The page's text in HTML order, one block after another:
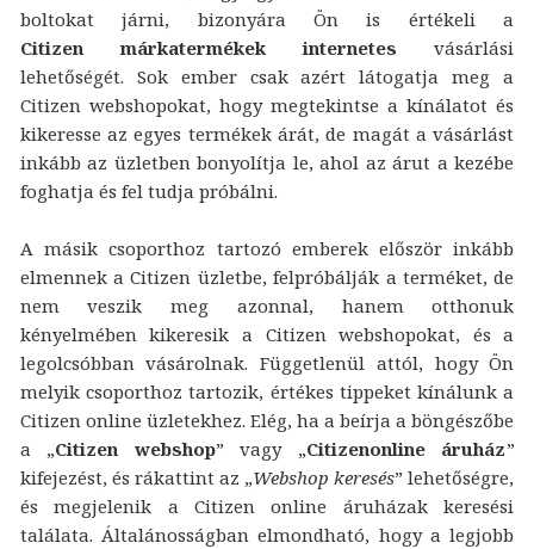
boltokat járni, bizonyára Ön is értékeli a
Citizen márkatermékek internetes vásárlási
lehetőségét. Sok ember csak azért látogatja meg a
Citizen webshopokat, hogy megtekintse a kínálatot és
kikeresse az egyes termékek árát, de magát a vásárlást
inkább az üzletben bonyolítja le, ahol az árut a kezébe
foghatja és fel tudja próbálni.
A másik csoporthoz tartozó emberek először inkább
elmennek a Citizen üzletbe, felpróbálják a terméket, de
nem veszik meg azonnal, hanem otthonuk
kényelmében kikeresik a Citizen webshopokat, és a
legolcsóbban vásárolnak. Függetlenül attól, hogy Ön
melyik csoporthoz tartozik, értékes tippeket kínálunk a
Citizen online üzletekhez. Elég, ha a beírja a böngészőbe
a „Citizen webshop” vagy „Citizenonline áruház”
kifejezést, és rákattint az „Webshop keresés” lehetőségre,
és megjelenik a Citizen online áruházak keresési
találata. Általánosságban elmondható, hogy a legjobb